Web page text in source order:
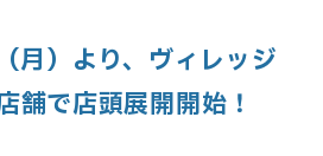
月）より、ヴィレッジ
舗で店頭展開開始！